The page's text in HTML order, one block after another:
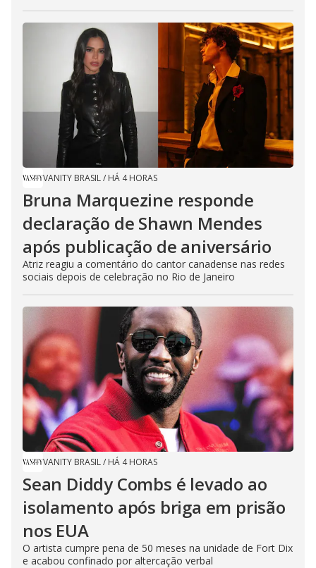
VANITY BRASIL/ HÁ 4 HORAS
Bruna Marquezine responde
declaração de Shawn Mendes
após publicação de aniversário
Atriz reagiu a comentário do cantor canadense nas redes
sociais depois de celebração no Rio de Janeiro
VANITY BRASIL/ HÁ 4 HORAS
Sean Diddy Combs é levado ao
isolamento após briga em prisão
nos EUA
O artista cumpre pena de 50 meses na unidade de Fort Dix
e acabou confinado por altercação verbal